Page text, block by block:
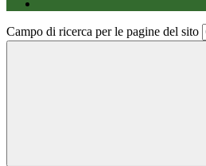
Campo di ricerca per le pagine del sito